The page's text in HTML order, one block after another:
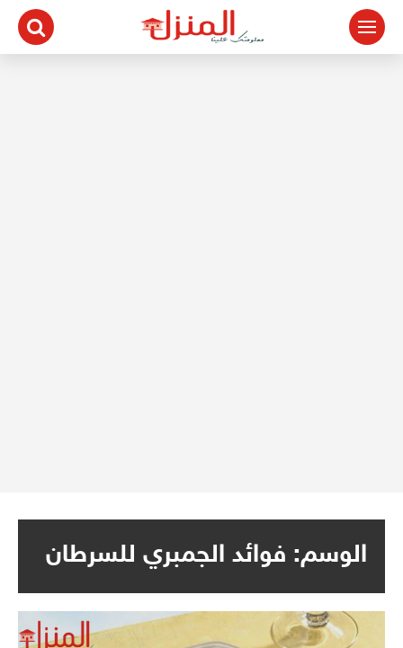
التجاوز
المحتوى
الوسم: فوائد الجمبري للسرطان